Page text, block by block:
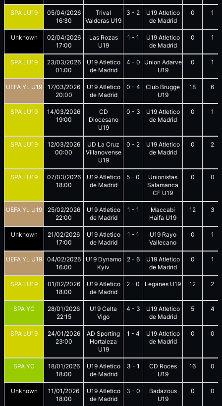
SPA LU19
05/04/2026
16:30
Trival
Valderas U19
3 - 2
U19 Atletico
de Madrid
0 1
Unknown
02/04/2026
17:00
Las Rozas
U19
1 - 1
U19 Atletico
de Madrid
0 1
SPA LU19
23/03/2026
01:00
U19 Atletico
de Madrid
4 - 0
Union Adarve
U19
0 1
UEFA YL U19
17/03/2026
20:00
U19 Atletico
de Madrid
0 - 4
Club Brugge
U19
18 6
SPA LU19
14/03/2026
19:00
CD
Diocesano
U19
0 - 3
U19 Atletico
de Madrid
0 1
SPA LU19
12/03/2026
00:00
UD La Cruz
Villanovense
U19
0 - 2
U19 Atletico
de Madrid
0 2
SPA LU19
07/03/2026
18:00
U19 Atletico
de Madrid
5 - 0
Unionistas
Salamanca
CF U19
0 0
UEFA YL U19
25/02/2026
22:00
U19 Atletico
de Madrid
1 - 1
Maccabi
Haifa U19
12 3
Unknown
21/02/2026
17:00
U19 Atletico
de Madrid
1 - 1
U19 Rayo
Vallecano
0 1
UEFA YL U19
04/02/2026
16:00
U19 Dynamo
Kyiv
2- 6
U19 Atletico
de Madrid
0 1
SPA LU19
01/02/2026
18:00
U19 Atletico
de Madrid
2 - 0 Leganes U19 12 2
SPA YC
28/01/2026
22:15
U19 Celta
Vigo
4 - 3
U19 Atletico
de Madrid
5 4
SPA LU19
24/01/2026
23:00
AD Sporting
Hortaleza
U19
1 - 4
U19 Atletico
de Madrid
0 0
SPA YC
18/01/2026
18:00
U19 Atletico
de Madrid
3 - 1
CD Roces
U19
16 0
Unknown
11/01/2026
18:00
U19 Atletico
de Madrid
3 - 0
Badazous
U19
0 0